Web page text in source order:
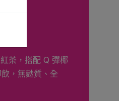
茶，搭配 Q 彈椰
，無麩質、全